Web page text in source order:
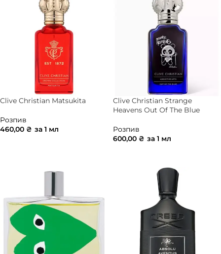
Clive Christian Matsukita
Розпив
460,00 ₴ за 1 мл
Clive Christian Strange
Heavens Out Of The Blue
Розпив
600,00 ₴ за 1 мл